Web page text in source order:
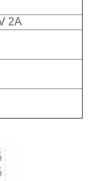
2A